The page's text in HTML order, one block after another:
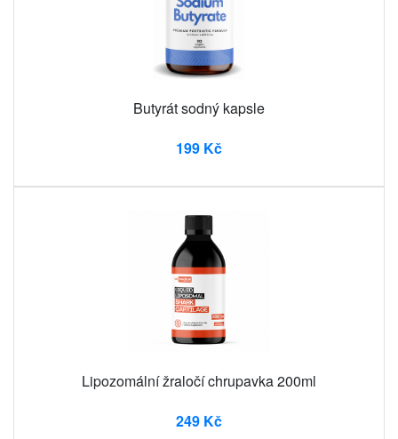
Butyrát sodný kapsle
199 Kč
Lipozomální žraločí chrupavka 200ml
249 Kč